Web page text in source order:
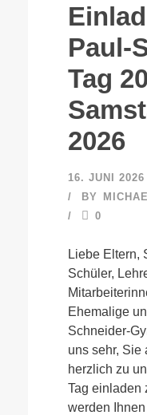
Paul-
Tag
2026
16. JUNI 2026
BY
0
Liebe Eltern,
Schüler,
Ehemalige
Schneider-
uns sehr, Sie
herzlich zu
Tag einladen
werden